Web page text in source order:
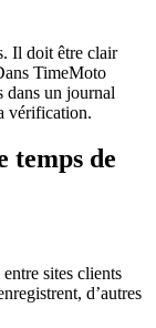
Il doit être clair
TimeMoto
dans un journal
vérification.
temps de
sites clients
d’autres